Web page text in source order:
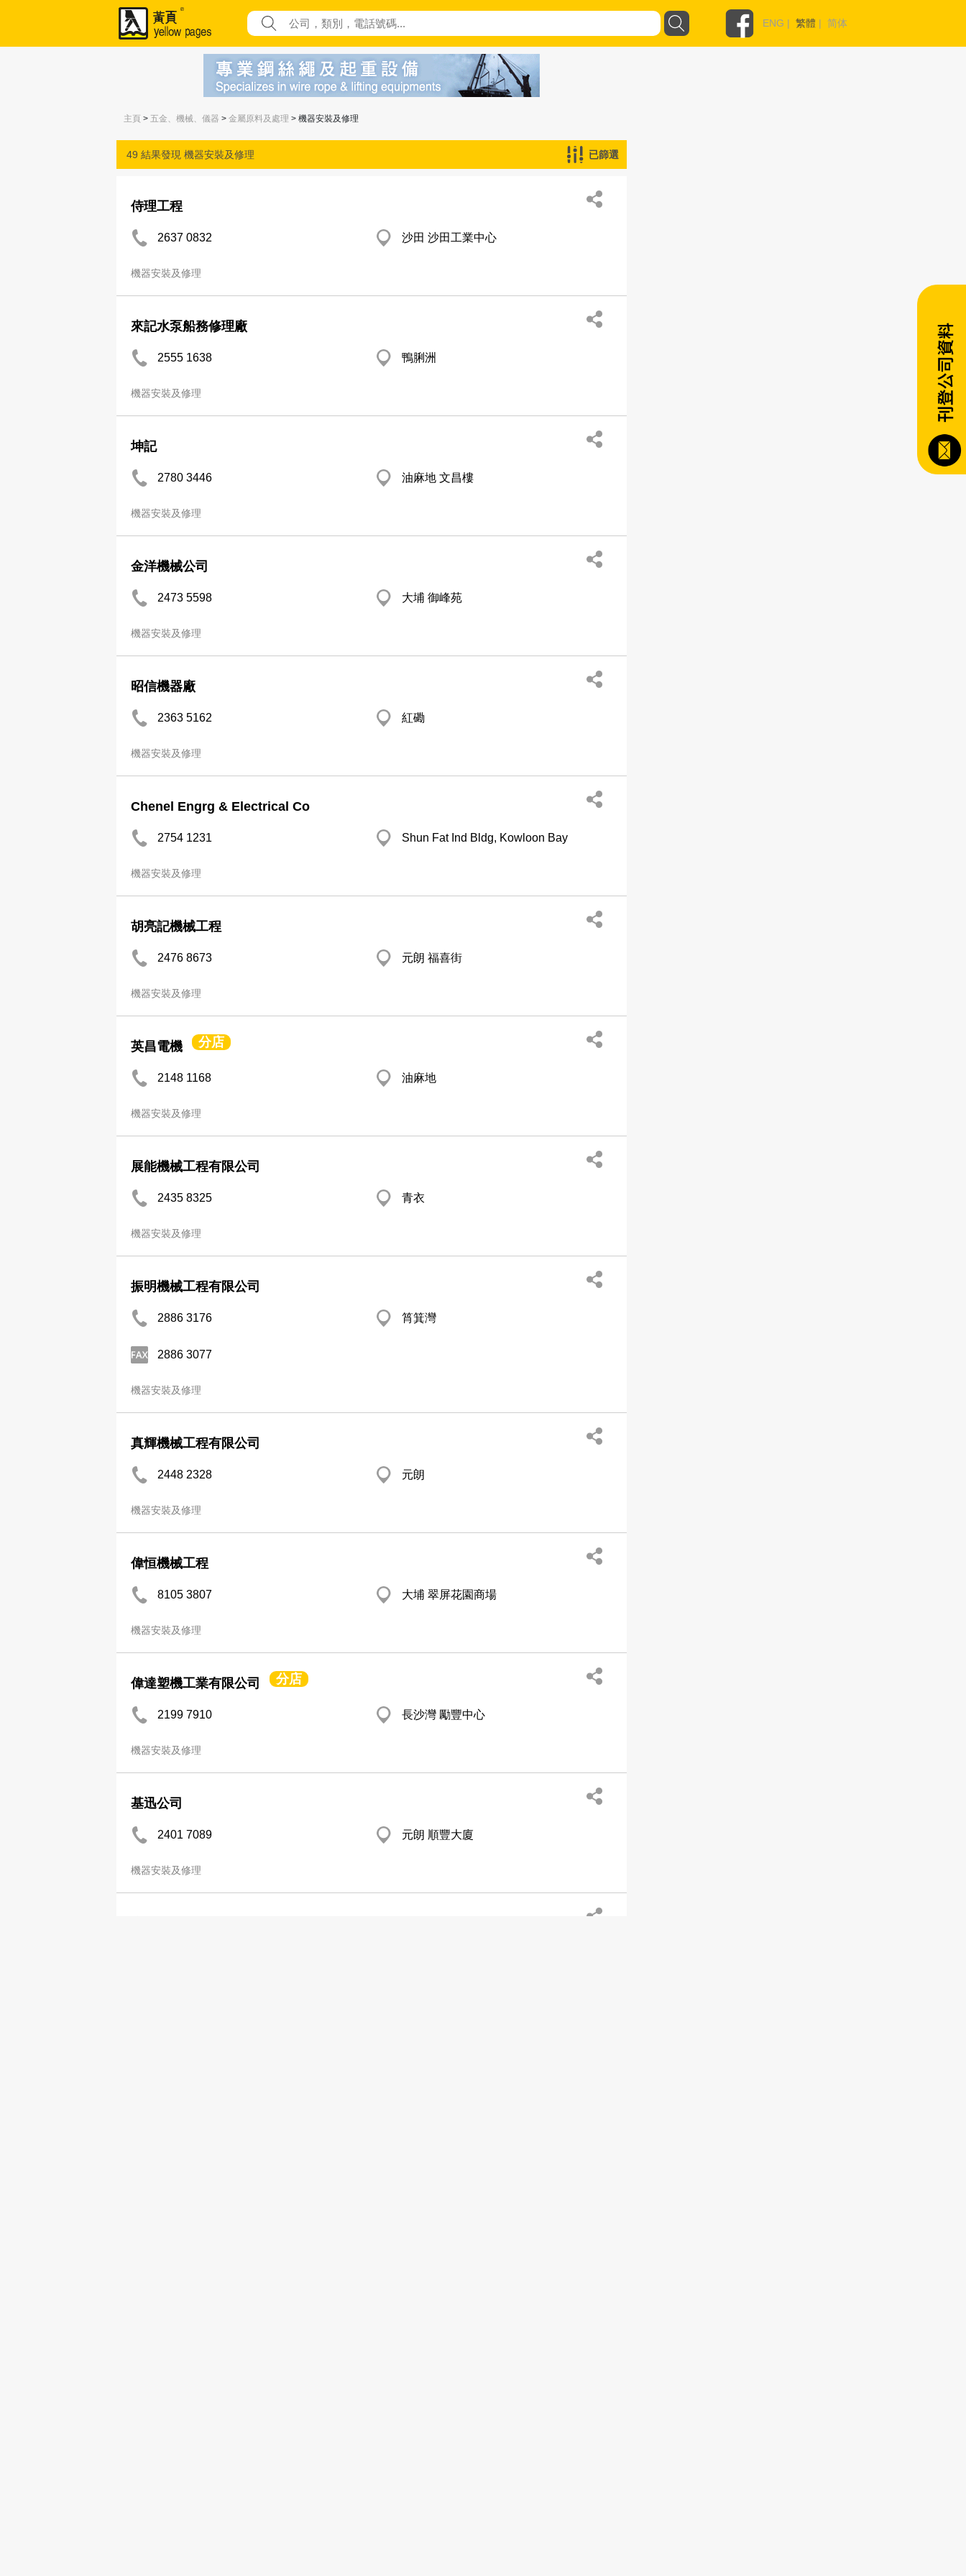
ENG | 繁體 | 简体
主頁 > 五金、機械、儀器 > 金屬原料及處理 > 機器安裝及修理
49 結果發現 機器安裝及修理 已篩選
侍理工程
2637 0832 沙田 沙田工業中心
機器安裝及修理
來記水泵船務修理廠
2555 1638 鴨脷洲
機器安裝及修理
坤記
2780 3446 油麻地 文昌樓
機器安裝及修理
金洋機械公司
2473 5598 大埔 御峰苑
機器安裝及修理
昭信機器廠
2363 5162 紅磡
機器安裝及修理
Chenel Engrg & Electrical Co
2754 1231 Shun Fat Ind Bldg, Kowloon Bay
機器安裝及修理
胡亮記機械工程
2476 8673 元朗 福喜街
機器安裝及修理
英昌電機 分店
2148 1168 油麻地
機器安裝及修理
展能機械工程有限公司
2435 8325 青衣
機器安裝及修理
振明機械工程有限公司
2886 3176 筲箕灣
2886 3077
機器安裝及修理
真輝機械工程有限公司
2448 2328 元朗
機器安裝及修理
偉恒機械工程
8105 3807 大埔 翠屏花園商場
機器安裝及修理
偉達塑機工業有限公司 分店
2199 7910 長沙灣 勵豐中心
機器安裝及修理
基迅公司
2401 7089 元朗 順豐大廈
機器安裝及修理